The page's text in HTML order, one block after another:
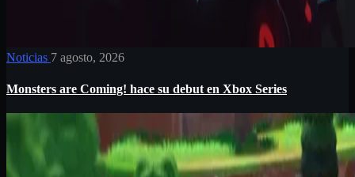
Noticias 7 agosto, 2026
Monsters are Coming! hace su debut en Xbox Series